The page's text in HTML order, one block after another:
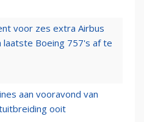
voor zes extra Airbus
laatste Boeing 757's af te
aan vooravond van
ooit